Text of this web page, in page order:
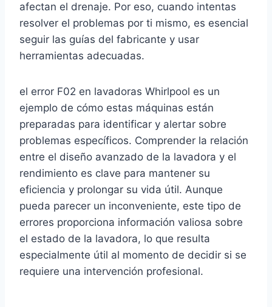
afectan el drenaje. Por eso, cuando intentas
resolver el problemas por ti mismo, es esencial
seguir las guías del fabricante y usar
herramientas adecuadas.
el error F02 en lavadoras Whirlpool es un
ejemplo de cómo estas máquinas están
preparadas para identificar y alertar sobre
problemas específicos. Comprender la relación
entre el diseño avanzado de la lavadora y el
rendimiento es clave para mantener su
eficiencia y prolongar su vida útil. Aunque
pueda parecer un inconveniente, este tipo de
errores proporciona información valiosa sobre
el estado de la lavadora, lo que resulta
especialmente útil al momento de decidir si se
requiere una intervención profesional.